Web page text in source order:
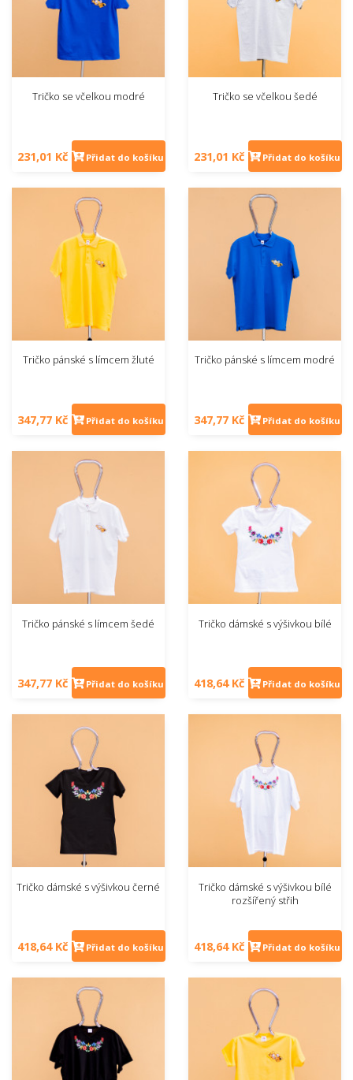
Tričko se včelkou modré
231,01 Kč Přidat do košíku
Tričko se včelkou šedé
231,01 Kč Přidat do košíku
Tričko pánské s límcem žluté
347,77 Kč Přidat do košíku
Tričko pánské s límcem modré
347,77 Kč Přidat do košíku
Tričko pánské s límcem šedé
347,77 Kč Přidat do košíku
Tričko dámské s výšivkou bílé
418,64 Kč Přidat do košíku
Tričko dámské s výšivkou černé
418,64 Kč Přidat do košíku
Tričko dámské s výšivkou bílé
rozšířený střih
418,64 Kč Přidat do košíku